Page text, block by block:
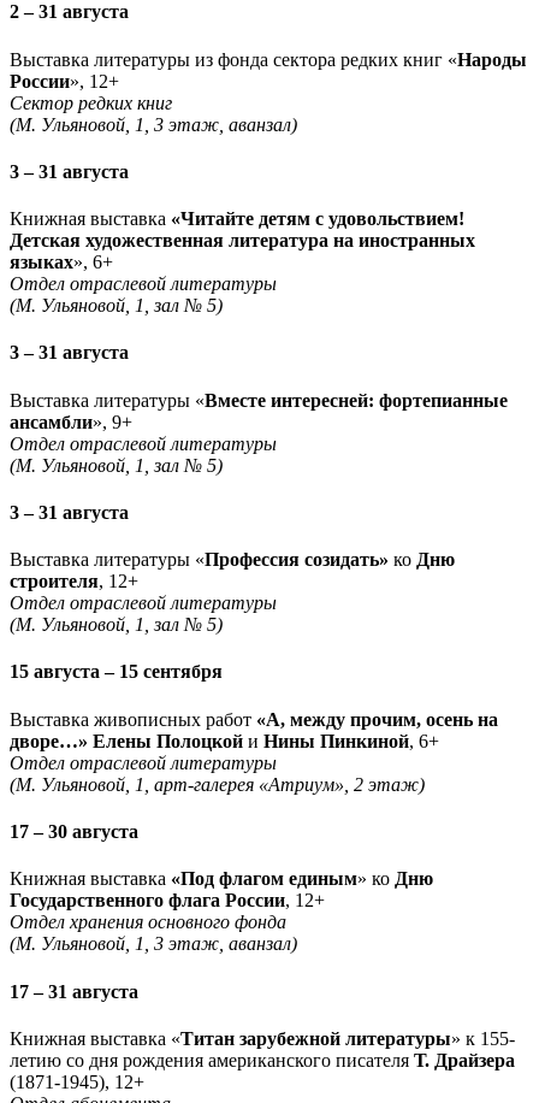
2 – 31 августа
Выставка литературы из фонда сектора редких книг «Народы
России», 12+
Сектор редких книг
(М. Ульяновой, 1, 3 этаж, аванзал)
3 – 31 августа
Книжная выставка «Читайте детям с удовольствием!
Детская художественная литература на иностранных
языках», 6+
Отдел отраслевой литературы
(М. Ульяновой, 1, зал № 5)
3 – 31 августа
Выставка литературы «Вместе интересней: фортепианные
ансамбли», 9+
Отдел отраслевой литературы
(М. Ульяновой, 1, зал № 5)
3 – 31 августа
Выставка литературы «Профессия созидать» ко Дню
строителя, 12+
Отдел отраслевой литературы
(М. Ульяновой, 1, зал № 5)
15 августа – 15 сентября
Выставка живописных работ «А, между прочим, осень на
дворе…» Елены Полоцкой и Нины Пинкиной, 6+
Отдел отраслевой литературы
(М. Ульяновой, 1, арт-галерея «Атриум», 2 этаж)
17 – 30 августа
Книжная выставка «Под флагом единым» ко Дню
Государственного флага России, 12+
Отдел хранения основного фонда
(М. Ульяновой, 1, 3 этаж, аванзал)
17 – 31 августа
Книжная выставка «Титан зарубежной литературы» к 155-
летию со дня рождения американского писателя Т. Драйзера
(1871-1945), 12+